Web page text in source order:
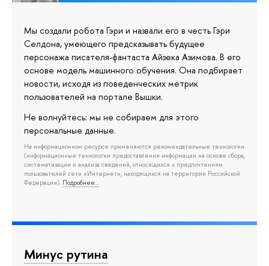
Мы создали робота Гэри и назвали его в честь Гэри
Селдона, умеющего предсказывать будущее
персонажа писателя-фантаста Айзека Азимова. В его
основе модель машинного обучения. Она подбирает
новости, исходя из поведенческих метрик
пользователей на портале Вышки.
Не волнуйтесь: мы не собираем для этого
персональные данные.
На информационном ресурсе применяются рекомендательные технологии
(информационные технологии предоставления информации на основе сбора,
систематизации и анализа сведений, относящихся к предпочтениям
пользователей сети «Интернет», находящихся на территории Российской
Федерации). Подробнее…
Минус рутина